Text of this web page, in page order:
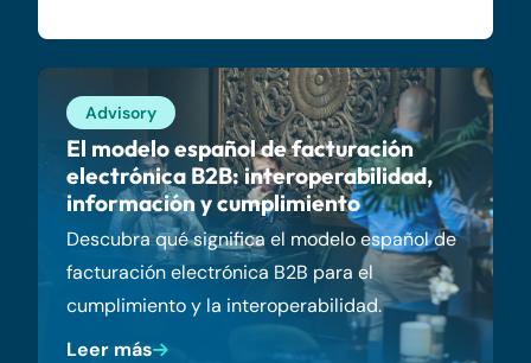
Advisory
El modelo español de facturación
electrónica B2B: interoperabilidad,
información y cumplimiento
Descubra qué significa el modelo español de
facturación electrónica B2B para el
cumplimiento y la interoperabilidad.
Leer más